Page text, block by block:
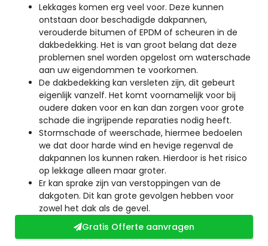
Lekkages komen erg veel voor. Deze kunnen
ontstaan door beschadigde dakpannen,
verouderde bitumen of EPDM of scheuren in de
dakbedekking. Het is van groot belang dat deze
problemen snel worden opgelost om waterschade
aan uw eigendommen te voorkomen.
De dakbedekking kan versleten zijn, dit gebeurt
eigenlijk vanzelf. Het komt voornamelijk voor bij
oudere daken voor en kan dan zorgen voor grote
schade die ingrijpende reparaties nodig heeft.
Stormschade of weerschade, hiermee bedoelen
we dat door harde wind en hevige regenval de
dakpannen los kunnen raken. Hierdoor is het risico
op lekkage alleen maar groter.
Er kan sprake zijn van verstoppingen van de
dakgoten. Dit kan grote gevolgen hebben voor
zowel het dak als de gevel.
Gratis Offerte aanvragen